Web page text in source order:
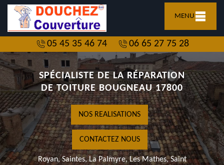
MENU
05 45 35 46 74 06 65 27 75 28
SPÉCIALISTE DE LA RÉPARATION
DE TOITURE BOUGNEAU 17800
NOS REALISATIONS
CONTACTEZ NOUS
Royan, Saintes, La Palmyre, Les Mathes, Saint